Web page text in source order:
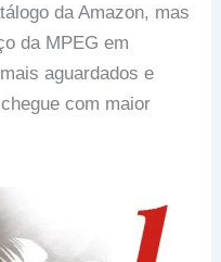
da Amazon, mas
da MPEG em
aguardados e
com maior